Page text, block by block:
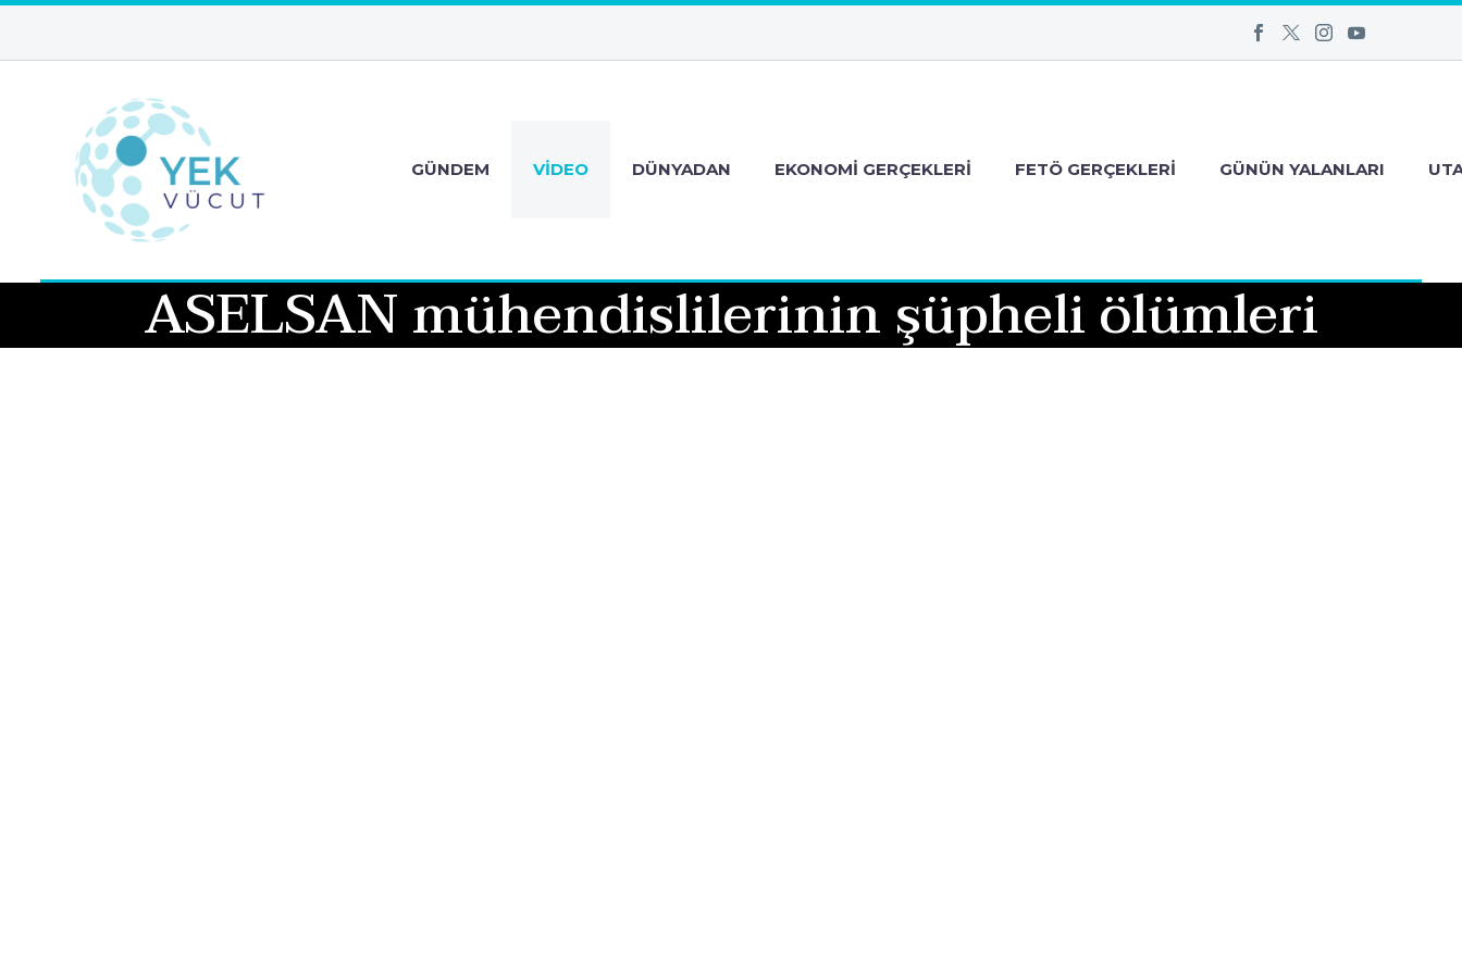
GÜNDEM VIDEO DÜNYADAN EKONOMI GERÇEKLERI FETÖ GERÇEKLERI GÜNÜN YALANLARI
ASELSAN mühendislilerinin şüpheli ölümleri